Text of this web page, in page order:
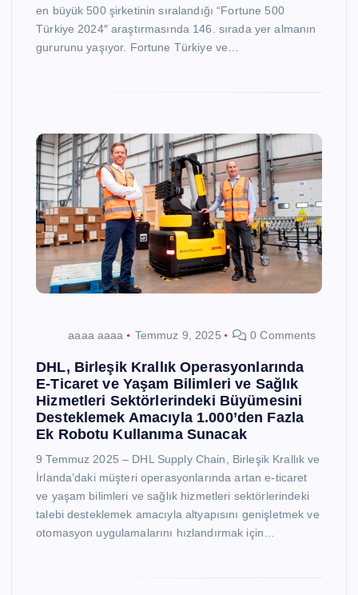
en büyük 500 şirketinin sıralandığı “Fortune 500
Türkiye 2024″ araştırmasında 146. sırada yer almanın
gururunu yaşıyor. Fortune Türkiye ve…
aaaa aaaa Temmuz 9, 2025 0 Comments
DHL, Birleşik Krallık Operasyonlarında
E-Ticaret ve Yaşam Bilimleri ve Sağlık
Hizmetleri Sektörlerindeki Büyümesini
Desteklemek Amacıyla 1.000’den Fazla
Ek Robotu Kullanıma Sunacak
9 Temmuz 2025 – DHL Supply Chain, Birleşik Krallık ve
İrlanda’daki müşteri operasyonlarında artan e-ticaret
ve yaşam bilimleri ve sağlık hizmetleri sektörlerindeki
talebi desteklemek amacıyla altyapısını genişletmek ve
otomasyon uygulamalarını hızlandırmak için…